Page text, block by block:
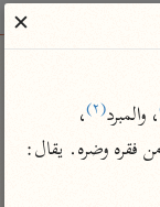
معاجم
✕
، والمبرد(٢)